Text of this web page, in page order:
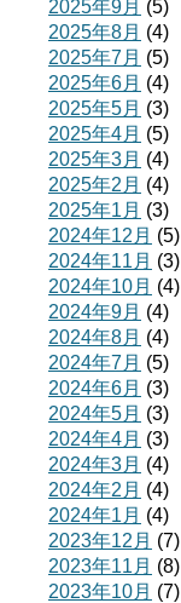
2025年9月 (5)
2025年8月 (4)
2025年7月 (5)
2025年6月 (4)
2025年5月 (3)
2025年4月 (5)
2025年3月 (4)
2025年2月 (4)
2025年1月 (3)
2024年12月 (5)
2024年11月 (3)
2024年10月 (4)
2024年9月 (4)
2024年8月 (4)
2024年7月 (5)
2024年6月 (3)
2024年5月 (3)
2024年4月 (3)
2024年3月 (4)
2024年2月 (4)
2024年1月 (4)
2023年12月 (7)
2023年11月 (8)
2023年10月 (7)